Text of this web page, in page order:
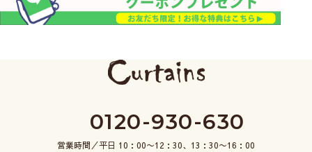
0120-930-630
営業時間／平日 10：00〜12：30、13：30〜16：00